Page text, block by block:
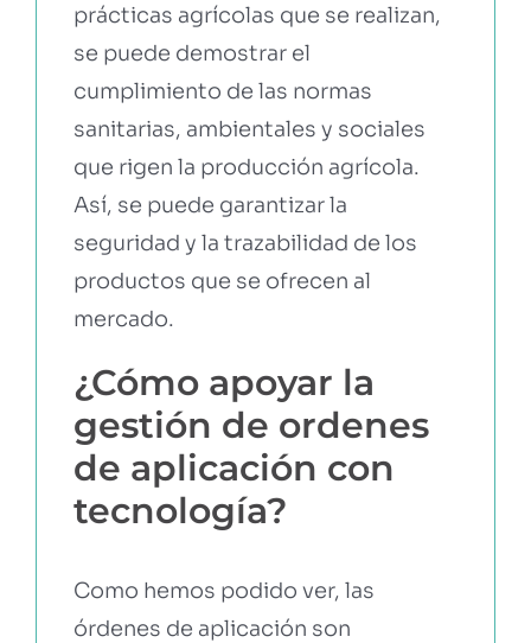
prácticas agrícolas que se realizan,
se puede demostrar el
cumplimiento de las normas
sanitarias, ambientales y sociales
que rigen la producción agrícola.
Así, se puede garantizar la
seguridad y la trazabilidad de los
productos que se ofrecen al
mercado.
¿Cómo apoyar la
gestión de ordenes
de aplicación con
tecnología?
Como hemos podido ver, las
órdenes de aplicación son